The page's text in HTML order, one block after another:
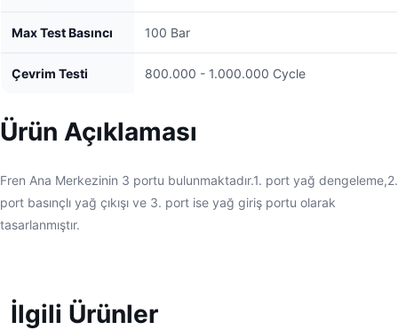
Max Test Basıncı 100 Bar
Çevrim Testi 800.000 - 1.000.000 Cycle
Ürün Açıklaması
Fren Ana Merkezinin 3 portu bulunmaktadır.1. port yağ dengeleme,2.
port basınçlı yağ çıkışı ve 3. port ise yağ giriş portu olarak
tasarlanmıştır.
İlgili Ürünler